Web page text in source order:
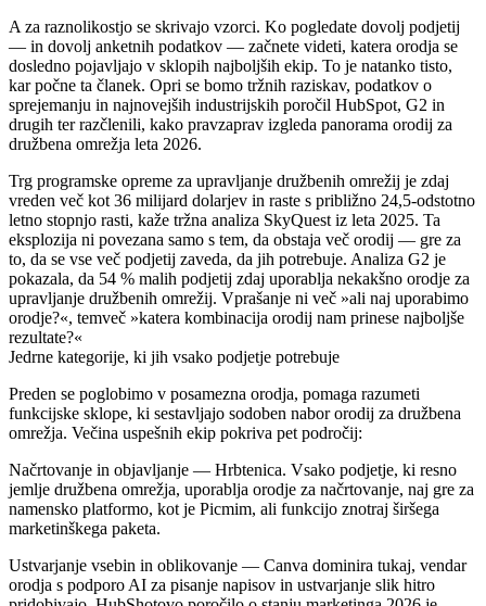
A za raznolikostjo se skrivajo vzorci. Ko pogledate dovolj podjetij
— in dovolj anketnih podatkov — začnete videti, katera orodja se
dosledno pojavljajo v sklopih najboljših ekip. To je natanko tisto,
kar počne ta članek. Opri se bomo tržnih raziskav, podatkov o
sprejemanju in najnovejših industrijskih poročil HubSpot, G2 in
drugih ter razčlenili, kako pravzaprav izgleda panorama orodij za
družbena omrežja leta 2026.
Trg programske opreme za upravljanje družbenih omrežij je zdaj
vreden več kot 36 milijard dolarjev in raste s približno 24,5-odstotno
letno stopnjo rasti, kaže tržna analiza SkyQuest iz leta 2025. Ta
eksplozija ni povezana samo s tem, da obstaja več orodij — gre za
to, da se vse več podjetij zaveda, da jih potrebuje. Analiza G2 je
pokazala, da 54 % malih podjetij zdaj uporablja nekakšno orodje za
upravljanje družbenih omrežij. Vprašanje ni več »ali naj uporabimo
orodje?«, temveč »katera kombinacija orodij nam prinese najboljše
rezultate?«
Jedrne kategorije, ki jih vsako podjetje potrebuje
Preden se poglobimo v posamezna orodja, pomaga razumeti
funkcijske sklope, ki sestavljajo sodoben nabor orodij za družbena
omrežja. Večina uspešnih ekip pokriva pet področij:
Načrtovanje in objavljanje — Hrbtenica. Vsako podjetje, ki resno
jemlje družbena omrežja, uporablja orodje za načrtovanje, naj gre za
namensko platformo, kot je Picmim, ali funkcijo znotraj širšega
marketinškega paketa.
Ustvarjanje vsebin in oblikovanje — Canva dominira tukaj, vendar
orodja s podporo AI za pisanje napisov in ustvarjanje slik hitro